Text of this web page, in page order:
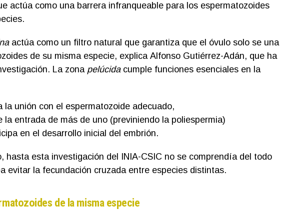
actúa como una barrera infranqueable para los espermatozoides
actúa como un filtro natural que garantiza que el óvulo solo se una
de su misma especie, explica Alfonso Gutiérrez-Adán, que ha
La zona pelúcidacumple funciones esenciales en la
la unión con el espermatozoide adecuado,
la entrada de más de uno (previniendo la poliespermia)
en el desarrollo inicial del embrión.
hasta esta investigación del INIA-CSIC no se comprendía del todo
evitar la fecundación cruzada entre especies distintas.
de la misma especie